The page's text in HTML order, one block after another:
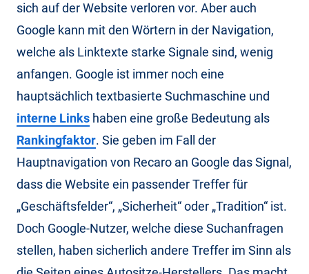
sich auf der Website verloren vor. Aber auch
Google kann mit den Wörtern in der Navigation,
welche als Linktexte starke Signale sind, wenig
anfangen. Google ist immer noch eine
hauptsächlich textbasierte Suchmaschine und
interne Links haben eine große Bedeutung als
Rankingfaktor. Sie geben im Fall der
Hauptnavigation von Recaro an Google das Signal,
dass die Website ein passender Treffer für
„Geschäftsfelder“, „Sicherheit“ oder „Tradition“ ist.
Doch Google-Nutzer, welche diese Suchanfragen
stellen, haben sicherlich andere Treffer im Sinn als